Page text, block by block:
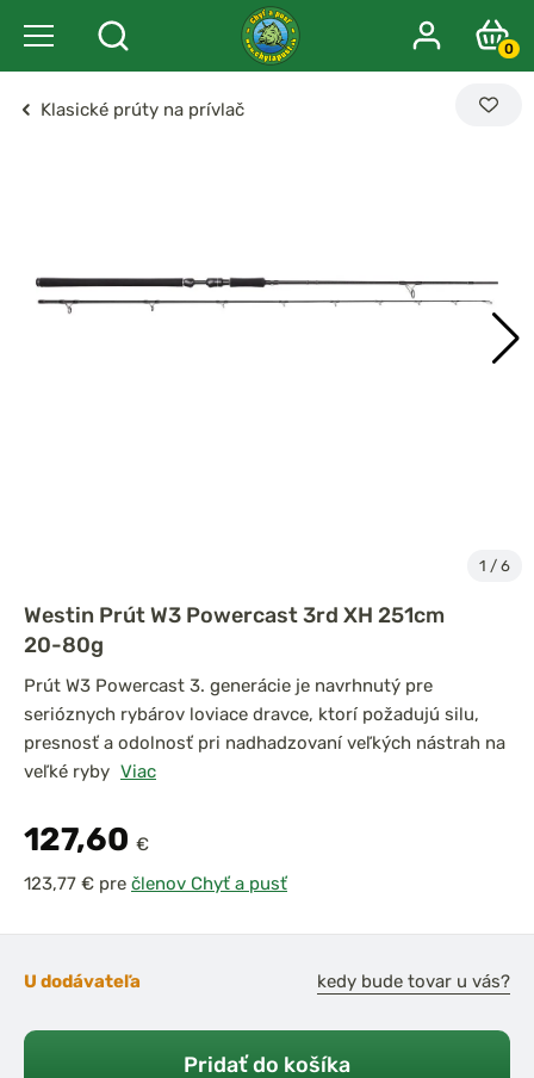
0
Klasické prúty na prívlač
1 / 6
Westin Prút W3 Powercast 3rd XH 251cm
20-80g
Prút W3 Powercast 3. generácie je navrhnutý pre
serióznych rybárov loviace dravce, ktorí požadujú silu,
presnosť a odolnosť pri nadhadzovaní veľkých nástrah na
veľké ryby Viac
127,60 €
pre členov Chyť a pusť
U dodávateľa kedy bude tovar u vás?
Pridať do košíka